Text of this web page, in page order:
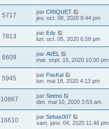
5717 par CRIQUET
jeu. oct. 08, 2020 8:44 pm
7813 par Edy
lun. oct. 05, 2020 6:58 pm
6609 par AVEL
mar. sept. 15, 2020 10:00 pm
5945 par PasKal
lun. mai 18, 2020 4:13 pm
10867 par Seeno
dim. mai 10, 2020 3:53 am
16610 par Sebas007
sam. janv. 04, 2020 11:46 pm